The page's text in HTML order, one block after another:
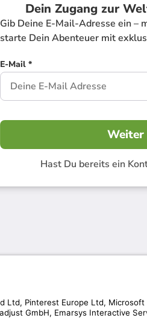
Dein Zugang zur
Gib Deine E-Mail-Adresse ein –
starte Dein Abenteuer mit
E-Mail *
Weiter
Hast Du bereits ein